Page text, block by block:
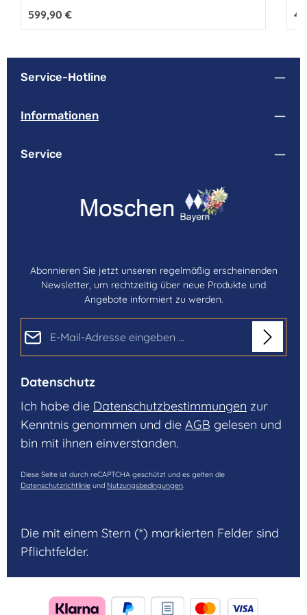
Regulärer Preis:
599,90 €
Service-Hotline
Informationen
Service
Abonnieren Sie jetzt unseren regelmäßig erscheinenden
Newsletter, um rechtzeitig über neue Produkte und
Angebote informiert zu werden.
Datenschutz
Ich habe die Datenschutzbestimmungen zur
Kenntnis genommen und die AGB gelesen und
bin mit ihnen einverstanden.
Diese Seite ist durch reCAPTCHA geschützt und es gelten die
Datenschutzrichtlinie und Nutzungsbedingungen.
Die mit einem Stern (*) markierten Felder sind
Pflichtfelder.